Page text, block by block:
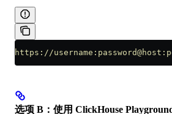
https://
选项 B：使用 ClickHouse